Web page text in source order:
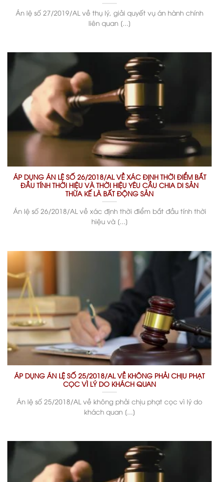
Án lệ số 27/2019/AL về thụ lý, giải quyết vụ án hành chính
liên quan [...]
ÁP DỤNG ÁN LỆ SỐ 26/2018/AL VỀ XÁC ĐỊNH THỜI ĐIỂM BẮT
ĐẦU TÍNH THỜI HIỆU VÀ THỜI HIỆU YÊU CẦU CHIA DI SẢN
THỪA KẾ LÀ BẤT ĐỘNG SẢN
Án lệ số 26/2018/AL về xác định thời điểm bắt đầu tính thời
hiệu và [...]
ÁP DỤNG ÁN LỆ SỐ 25/2018/AL VỀ KHÔNG PHẢI CHỊU PHẠT
CỌC VÌ LÝ DO KHÁCH QUAN
Án lệ số 25/2018/AL về không phải chịu phạt cọc vì lý do
khách quan [...]